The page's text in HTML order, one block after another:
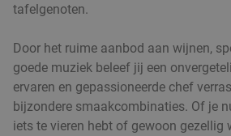
tafelgenoten.
Door het ruime aanbod aan wijnen,
goede muziek beleef jij een
ervaren en gepassioneerde chef
bijzondere smaakcombinaties. Of je
iets te vieren hebt of gewoon gezellig